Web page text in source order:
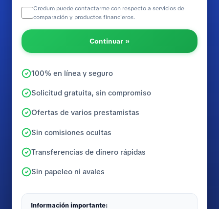
Credum puede contactarme con respecto a servicios de
comparación y productos financieros.
Continuar »
100% en línea y seguro
Solicitud gratuita, sin compromiso
Ofertas de varios prestamistas
Sin comisiones ocultas
Transferencias de dinero rápidas
Sin papeleo ni avales
Información importante: